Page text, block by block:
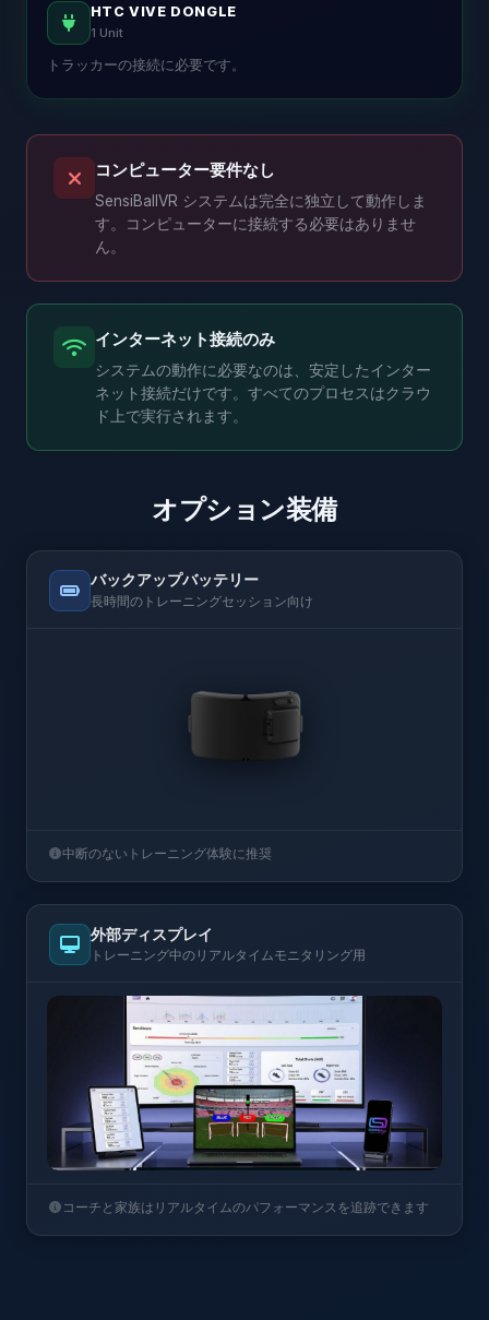
HTC VIVE DONGLE
1 Unit
トラッカーの接続に必要です。
コンピューター要件なし
SensiBallVR システムは完全に独立して動作しま
す。コンピューターに接続する必要はありませ
ん。
インターネット接続のみ
システムの動作に必要なのは、安定したインター
ネット接続だけです。すべてのプロセスはクラウ
ド上で実行されます。
オプション装備
バックアップバッテリー
長時間のトレーニングセッション向け
中断のないトレーニング体験に推奨
外部ディスプレイ
トレーニング中のリアルタイムモニタリング用
コーチと家族はリアルタイムのパフォーマンスを追跡できます